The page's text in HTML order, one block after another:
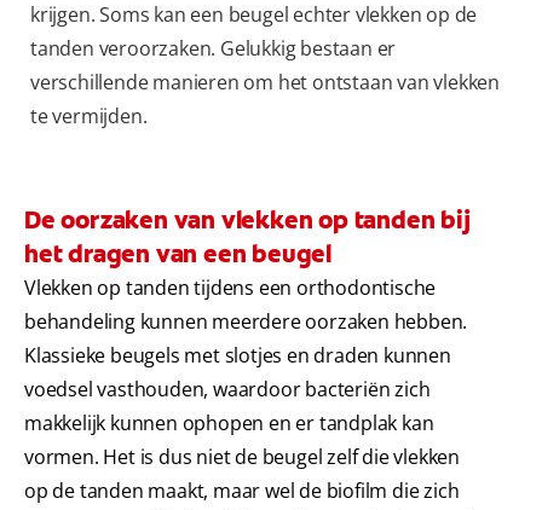
krijgen. Soms kan een beugel echter vlekken op de
tanden veroorzaken. Gelukkig bestaan er
verschillende manieren om het ontstaan van vlekken
te vermijden.
De oorzaken van vlekken op tanden bij
het dragen van een beugel
Vlekken op tanden tijdens een orthodontische
behandeling kunnen meerdere oorzaken hebben.
Klassieke beugels met slotjes en draden kunnen
voedsel vasthouden, waardoor bacteriën zich
makkelijk kunnen ophopen en er tandplak kan
vormen. Het is dus niet de beugel zelf die vlekken
op de tanden maakt, maar wel de biofilm die zich